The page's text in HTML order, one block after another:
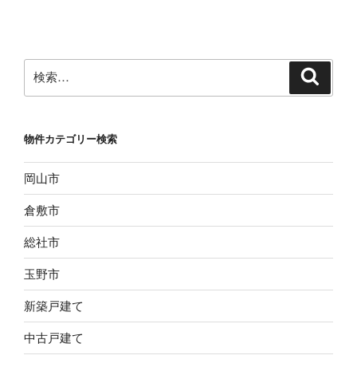
索:
物件カテゴリー検索
岡山市
倉敷市
総社市
玉野市
新築戸建て
中古戸建て